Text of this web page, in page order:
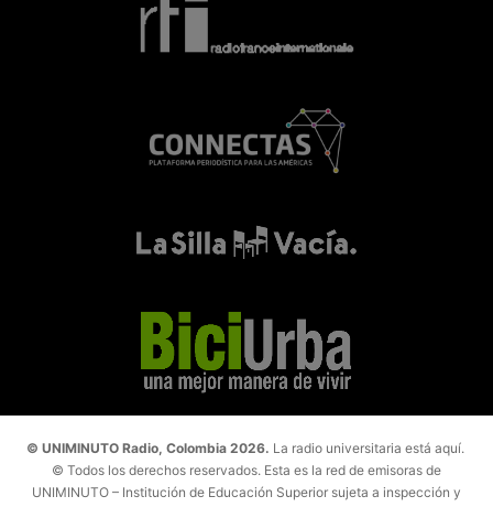
© UNIMINUTO Radio, Colombia 2026. La radio universitaria está aquí.
© Todos los derechos reservados. Esta es la red de emisoras de
UNIMINUTO – Institución de Educación Superior sujeta a inspección y